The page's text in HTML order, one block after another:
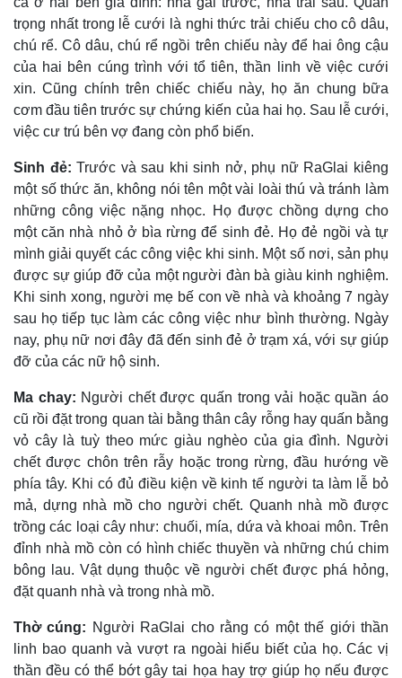
trọng nhất trong lễ cưới là nghi thức trải chiếu cho cô dâu,
chú rể. Cô dâu, chú rể ngồi trên chiếu này để hai ông cậu
của hai bên cúng trình với tổ tiên, thần linh về việc cưới
xin. Cũng chính trên chiếc chiếu này, họ ăn chung bữa
cơm đầu tiên trước sự chứng kiến của hai họ. Sau lễ cưới,
việc cư trú bên vợ đang còn phổ biến.
Sinh đẻ:Trước và sau khi sinh nở, phụ nữ RaGlai kiêng
một số thức ăn, không nói tên một vài loài thú và tránh làm
những công việc nặng nhọc. Họ được chồng dựng cho
một căn nhà nhỏ ở bìa rừng để sinh đẻ. Họ đẻ ngồi và tự
mình giải quyết các công việc khi sinh. Một số nơi, sản phụ
được sự giúp đỡ của một người đàn bà giàu kinh nghiệm.
Khi sinh xong, người mẹ bế con về nhà và khoảng 7 ngày
sau họ tiếp tục làm các công việc như bình thường. Ngày
nay, phụ nữ nơi đây đã đến sinh đẻ ở trạm xá, với sự giúp
đỡ của các nữ hộ sinh.
Ma chay: Người chết được quấn trong vải hoặc quần áo
cũ rồi đặt trong quan tài bằng thân cây rỗng hay quấn bằng
vỏ cây là tuỳ theo mức giàu nghèo của gia đình. Người
chết được chôn trên rẫy hoặc trong rừng, đầu hướng về
phía tây. Khi có đủ điều kiện về kinh tế người ta làm lễ bỏ
mả, dựng nhà mồ cho người chết. Quanh nhà mồ được
trồng các loại cây như: chuối, mía, dứa và khoai môn. Trên
đỉnh nhà mồ còn có hình chiếc thuyền và những chú chim
bông lau. Vật dụng thuộc về người chết được phá hỏng,
đặt quanh nhà và trong nhà mồ.
Thờ cúng: Người RaGlai cho rằng có một thế giới thần
linh bao quanh và vượt ra ngoài hiểu biết của họ. Các vị
thần đều có thể bớt gây tai họa hay trợ giúp họ nếu được